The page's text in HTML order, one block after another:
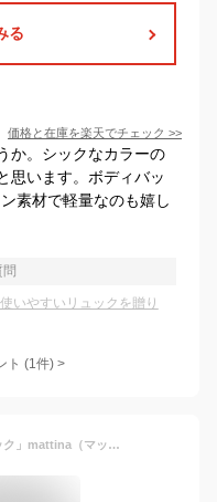
る
価格と在庫を楽天でチェック >>
か。シックなカラーの
思います。ボディバッ
素材で軽量なのも嬉し
いやすいリュックを贈り
ト (1件) >
【ロベルタ】「エレガント・リュック」mattina（マッティーナ）レディース ナイロンリュック きれいめ ブランドリュック軽量 ブランドリュックサック レディースナイロンバッグ 本革 ロベルタディカメリーノWEB限定362-R20350-74【最短当日、最長翌営業日出荷】